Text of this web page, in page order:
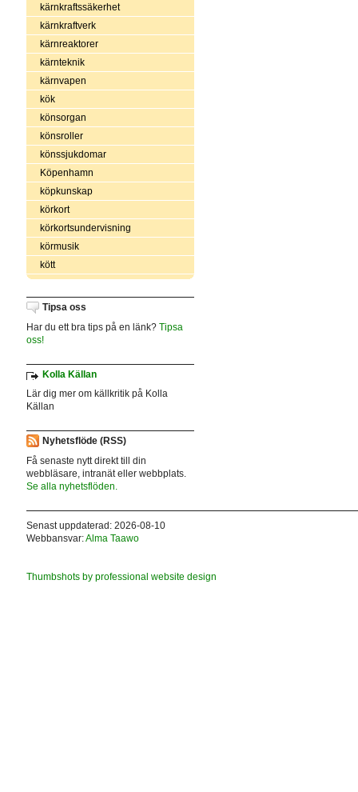
kärnkraftssäkerhet
kärnkraftverk
kärnreaktorer
kärnteknik
kärnvapen
kök
könsorgan
könsroller
könssjukdomar
Köpenhamn
köpkunskap
körkort
körkortsundervisning
körmusik
kött
Tipsa oss
Har du ett bra tips på en länk? Tipsa
oss!
Kolla Källan
Lär dig mer om källkritik på Kolla
Källan
Nyhetsflöde (RSS)
Få senaste nytt direkt till din
webbläsare, intranät eller webbplats.
Se alla nyhetsflöden.
Senast uppdaterad: 2026-08-10
Webbansvar:Alma Taawo
Thumbshots by professional website design